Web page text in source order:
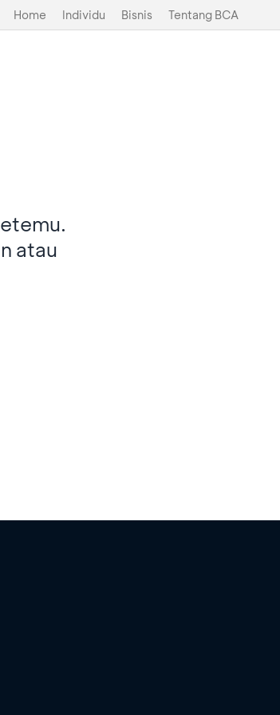
Home Individu Bisnis Tentang BCA
atau